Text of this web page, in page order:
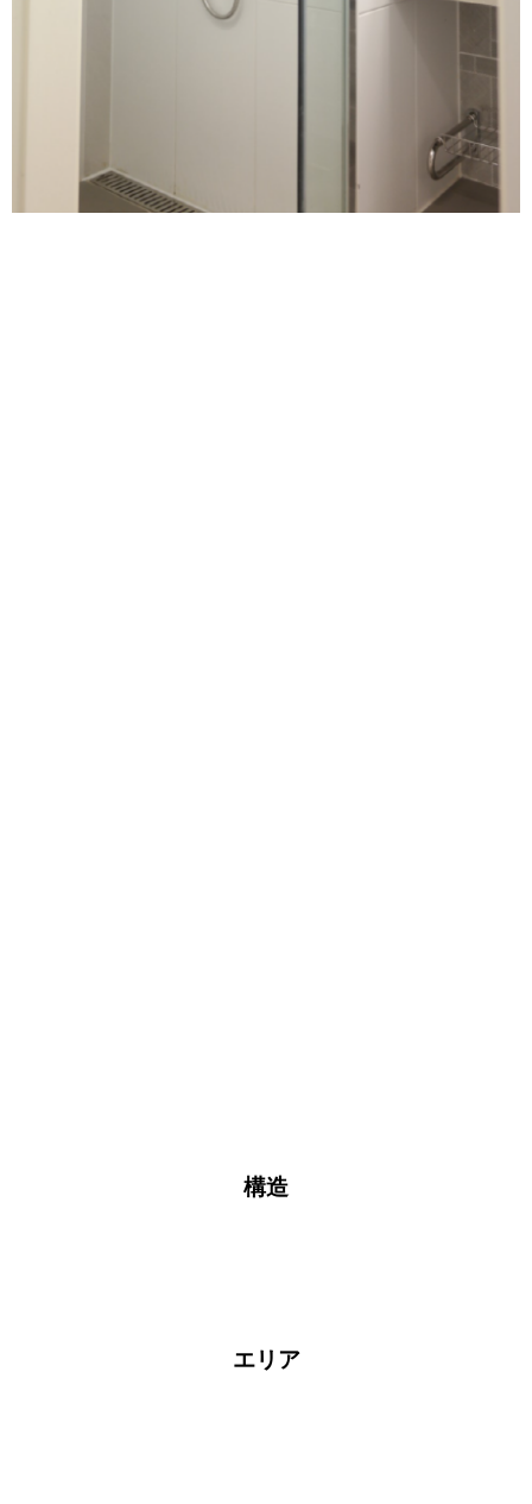
構造
エリア